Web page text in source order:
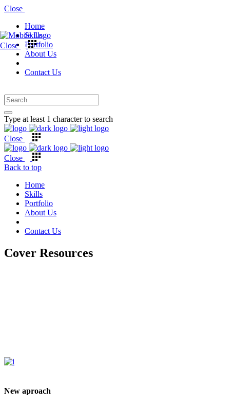
Close
Home
Skills
Portfolio
About Us
Contact Us
Type at least 1 character to search
Close
Close
Close
Back to top
Home
Skills
Portfolio
About Us
Contact Us
Cover Resources
New aproach